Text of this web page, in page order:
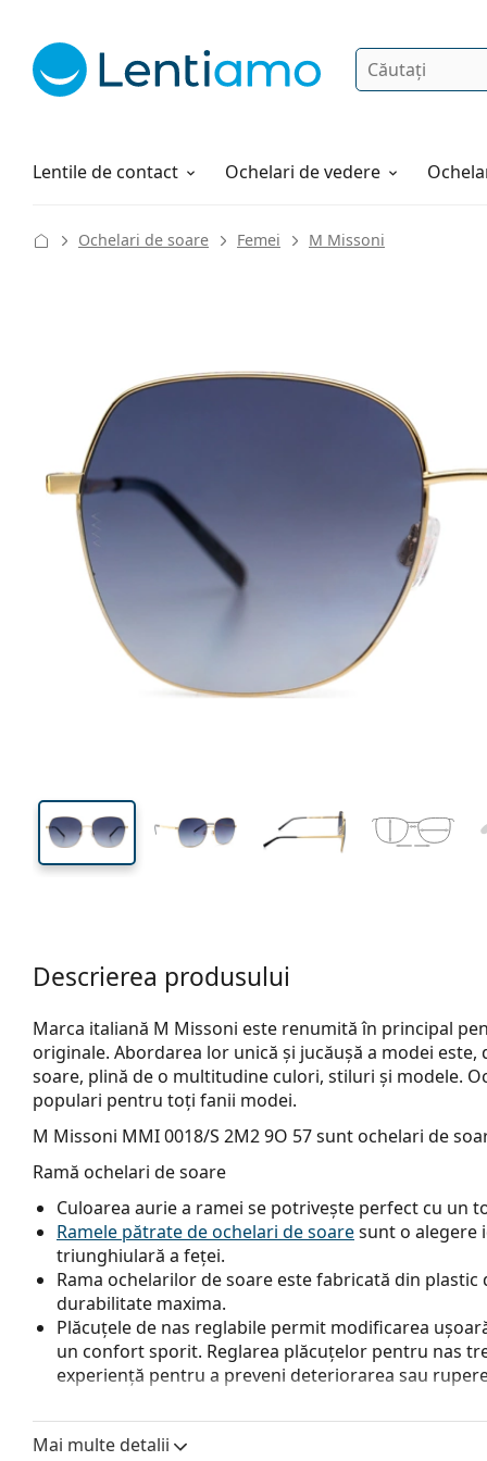
Căutare
Lentile de contact
Soluții Ochelari de vedere
Cum comandați
Ochelari de soare Femei M Missoni
51 mm
Înălțime lentilă Lățimea lentilei
Lățimea
Descrierea produsului
Marca italiană M Missoni este renumită în principal
originale. Abordarea lor unică și jucăușă a modei
soare, plină de o multitudine culori, stiluri și modele.
populari pentru toți fanii modei.
M Missoni MMI 0018/S 2M2 9O 57sunt ochelari de
Ramă ochelari de soare
Culoarea aurie a ramei se potrivește perfect cu un
Ramele pătrate de ochelari de soaresunt o alegere
triunghiulară a feței.
Rama ochelarilor de soare este fabricată din
durabilitate maxima.
Plăcuțele de nas reglabile permit modificarea
un confort sporit. Reglarea plăcuțelor pentru nas
experiență pentru a preveni deteriorarea sau
Lentilele gri reduc intensitatea luminii fără a afecta
Mai multe detalii